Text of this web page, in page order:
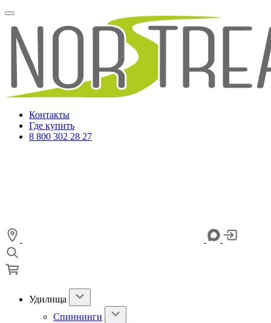
Контакты
Где купить
8 800 302 28 27
Удилища
Спиннинги